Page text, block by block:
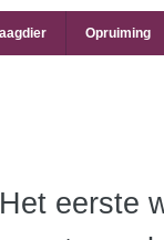
Opruiming
Het eerste